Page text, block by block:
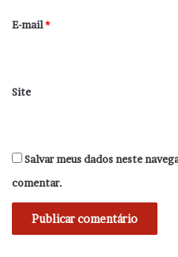
*
E-mail*
Site
Salvar meus dados neste
comentar.